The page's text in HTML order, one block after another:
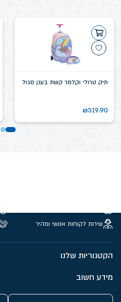
תיק טרולי וקלמר קשת בענן סגול
₪319.90
שירות לקוחות אנושי ומהיר
הקטגוריות שלנו
מידע חשוב